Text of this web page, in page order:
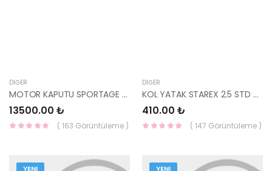
DIĞER
MOTOR KAPUTU SPORTAGE 2021-66400-R2000-YS
13500.00 ₺
( 163 Görüntüleme )
DIĞER
KOL YATAK STAREX 2.5 STD 23060-42920 SUPSAN
410.00 ₺
( 147 Görüntüleme )
YENI YENI